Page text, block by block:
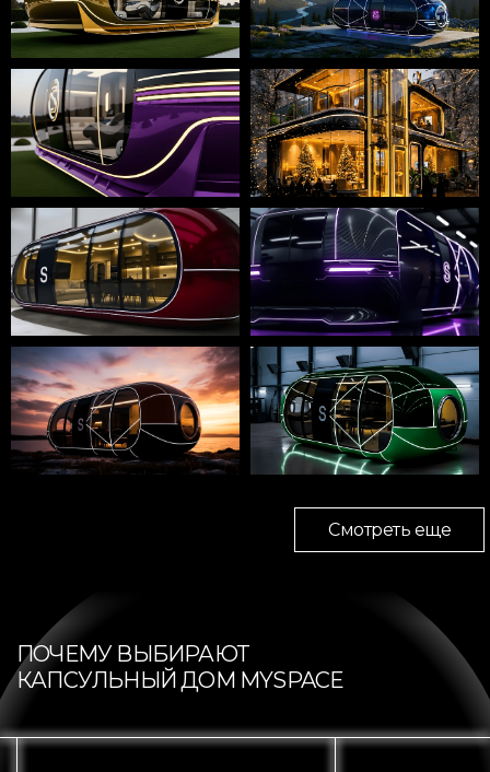
Смотреть еще
ПОЧЕМУ ВЫБИРАЮТ
КАПСУЛЬНЫЙ ДОМ MYSPACE